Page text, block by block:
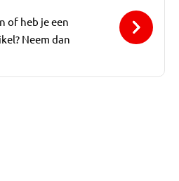
of heb je een
Neem dan